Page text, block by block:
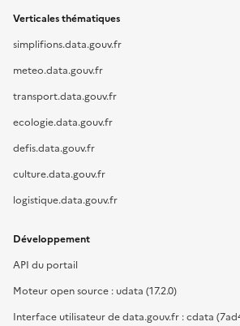
Verticales thématiques
simplifions.data.gouv.fr
meteo.data.gouv.fr
transport.data.gouv.fr
ecologie.data.gouv.fr
defis.data.gouv.fr
culture.data.gouv.fr
logistique.data.gouv.fr
Développement
API du portail
Moteur open source : udata (17.2.0)
Interface utilisateur de data.gouv.fr : cdata